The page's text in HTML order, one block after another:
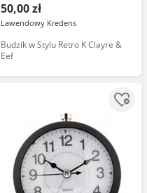
50,00 zł
Lawendowy Kredens
Budzik w Stylu Retro K Clayre &
Eef